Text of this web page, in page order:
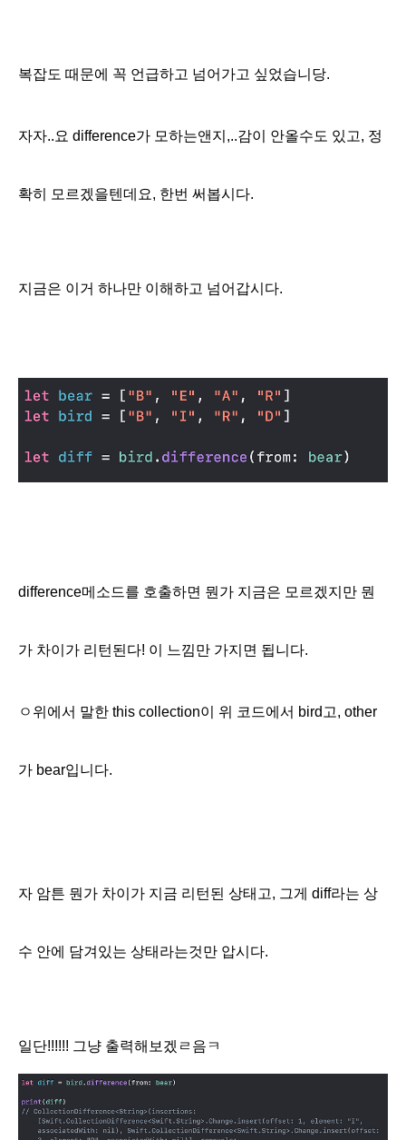
복잡도 때문에 꼭 언급하고 넘어가고 싶었습니당.
자자..요 difference가 모하는앤지,..감이 안올수도 있고, 정
확히 모르겠을텐데요, 한번 써봅시다.
지금은 이거 하나만 이해하고 넘어갑시다.
difference메소드를 호출하면 뭔가 지금은 모르겠지만 뭔
가 차이가 리턴된다! 이 느낌만 가지면 됩니다.
ㅇ위에서 말한 this collection이 위 코드에서 bird고, other
가 bear입니다.
자 암튼 뭔가 차이가 지금 리턴된 상태고, 그게 diff라는 상
수 안에 담겨있는 상태라는것만 압시다.
일단!!!!!! 그냥 출력해보겠ㄹ음ㅋ